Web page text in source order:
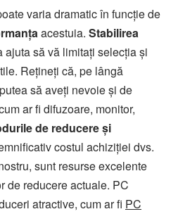
varia dramatic în funcție de
acestuia. Stabilirea
ajuta să vă limitați selecția și
Rețineți că, pe lângă
să aveți nevoie și de
ar fi difuzoare, monitor,
de reducere și
costul achiziției dvs.
sunt resurse excelente
de reducere actuale. PC
atractive, cum ar fi PC